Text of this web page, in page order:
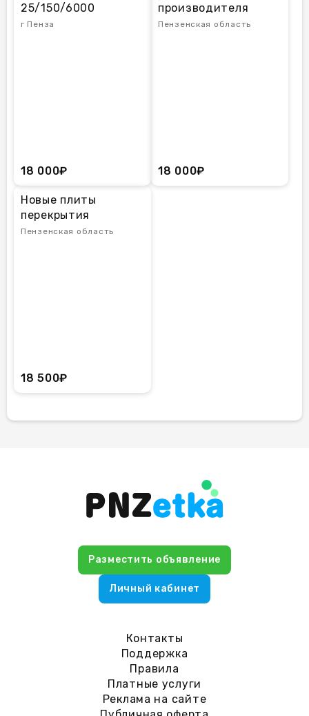
25/150/6000
г Пенза
18 000₽
производителя
Пензенская область
18 000₽
Новые плиты
перекрытия
Пензенская область
18 500₽
Контакты
Поддержка
Правила
Платные услуги
Реклама на сайте
Разместить объявление
Личный кабинет